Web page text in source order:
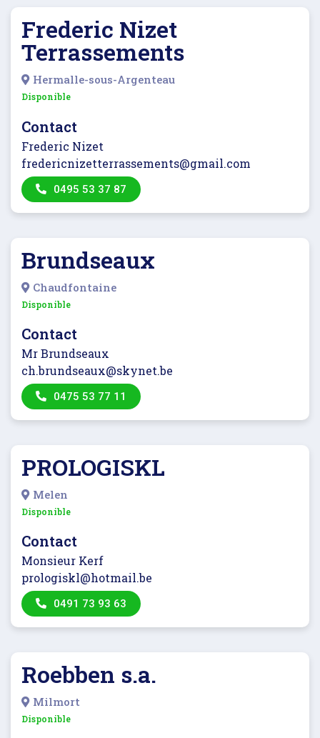
Frederic Nizet
Terrassements
Hermalle-sous-Argenteau
Disponible
Contact
Frederic Nizet
fredericnizetterrassements@gmail.com
0495 53 37 87
Brundseaux
Chaudfontaine
Disponible
Contact
Mr Brundseaux
ch.brundseaux@skynet.be
0475 53 77 11
PROLOGISKL
Melen
Disponible
Contact
Monsieur Kerf
prologiskl@hotmail.be
0491 73 93 63
Roebben s.a.
Milmort
Disponible